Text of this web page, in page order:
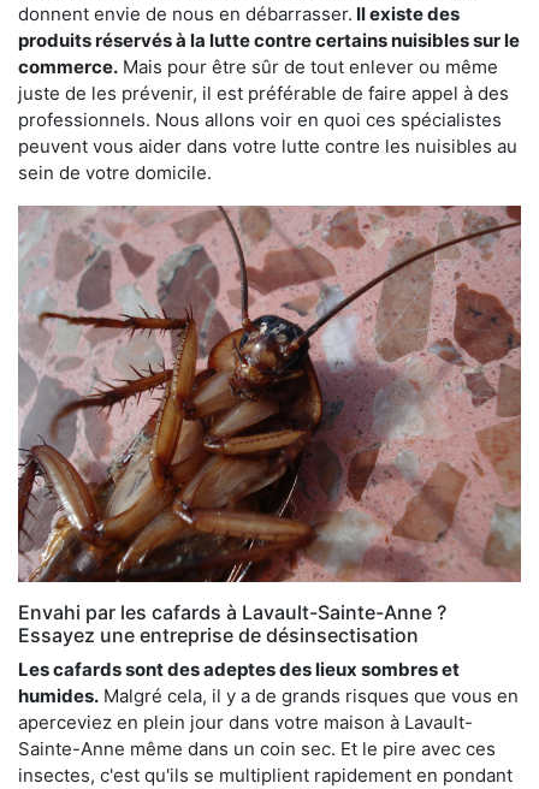
donnent envie de nous en débarrasser. Il existe des
produits réservés à la lutte contre certains nuisibles sur le
commerce. Mais pour être sûr de tout enlever ou même
juste de les prévenir, il est préférable de faire appel à des
professionnels. Nous allons voir en quoi ces spécialistes
peuvent vous aider dans votre lutte contre les nuisibles au
sein de votre domicile.
Envahi par les cafards à Lavault-Sainte-Anne ?
Essayez une entreprise de désinsectisation
Les cafards sont des adeptes des lieux sombres et
humides. Malgré cela, il y a de grands risques que vous en
aperceviez en plein jour dans votre maison à Lavault-
Sainte-Anne même dans un coin sec. Et le pire avec ces
insectes, c'est qu'ils se multiplient rapidement en pondant